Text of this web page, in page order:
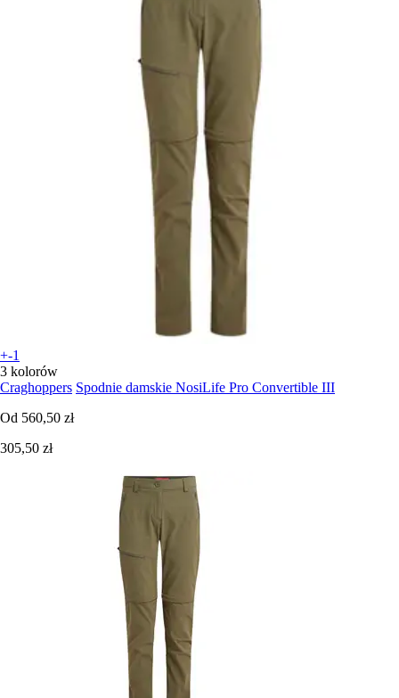
+-1
3 kolorów
Craghoppers Spodnie damskie NosiLife Pro Convertible III
Od 560,50 zł
305,50 zł